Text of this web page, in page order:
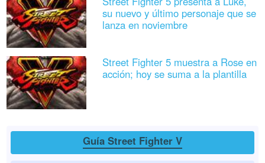
su nuevo y último personaje que se
lanza en noviembre
Street Fighter 5 muestra a Rose en
acción; hoy se suma a la plantilla
Guía Street Fighter V